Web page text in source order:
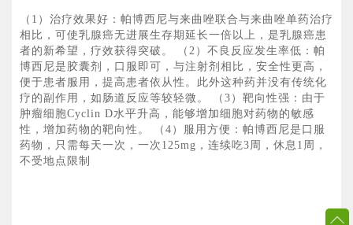
（1）治疗效果好：帕博西尼与来曲唑联合与来曲唑单药治疗
相比，可使乳腺癌无进展生存期延长一倍以上，是乳腺癌患
者的新希望，疗效获得突破。 （2）不良反应发生率低：帕
博西尼是胶囊剂，口服即可，与注射剂相比，安全性更高，
便于患者服用，提高患者依从性。此外这种药并没有传统化
疗的副作用，如肠道反应等较轻微。 （3）靶向性强：由于
肿瘤细胞Cyclin D水平升高，能够增加细胞对药物的敏感
性，增加药物的靶向性。 （4）服用方便：帕博西尼是口服
药物，只需每天一次，一次125mg，连续吃3周，休息1周，
不受地点限制